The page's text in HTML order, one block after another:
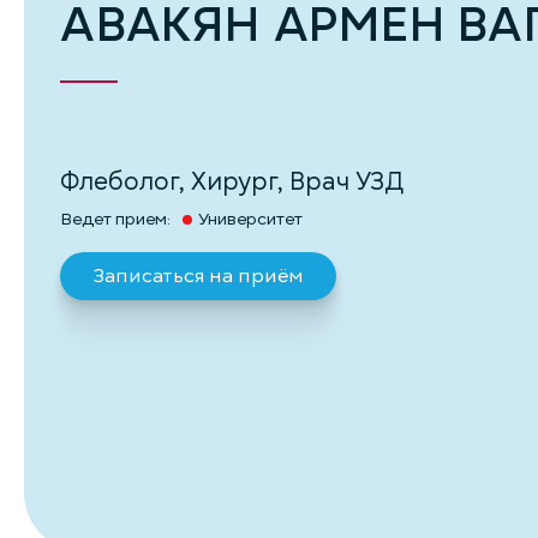
АВАКЯН АРМЕН
Флеболог, Хирург, Врач УЗД
Ведет прием: Университет
Записаться на приём